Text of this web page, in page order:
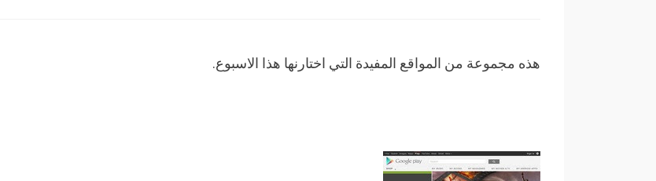
هذه مجموعة من المواقع المفيدة التي اختارنها هذا الاسبوع.